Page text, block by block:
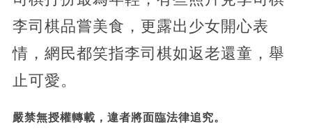
李司棋品嘗美食，更露出少女開心表
情，網民都笑指李司棋如返老還童，舉
止可愛。
嚴禁無授權轉載，違者將面臨法律追究。